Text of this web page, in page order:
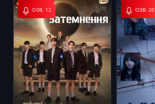
ОЗВ. 12
ОЗВ. 20